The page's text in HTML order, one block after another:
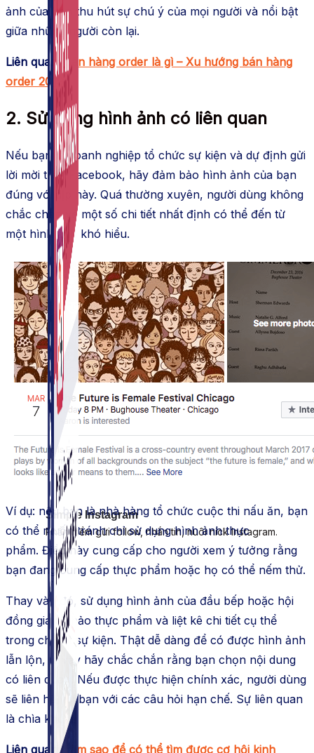
Simple Instagram
Phần mềm gửi follow, nhắn tin, nuôi nick Instagram.
ảnh của bạn thu hút sự chú ý của mọi người và nổi bật
giữa những người còn lại.
Liên quan: Bán hàng order là gì – Xu hướng bán hàng
order 2019
2. Sử dụng hình ảnh có liên quan
Nếu bạn là doanh nghiệp tổ chức sự kiện và dự định gửi
lời mời trên Facebook, hãy đảm bảo hình ảnh của bạn
đúng với dịp này. Quá thường xuyên, người dùng không
chắc chắn về một số chi tiết nhất định có thể đến từ
một hình ảnh khó hiểu.
Ví dụ: nếu bạn là nhà hàng tổ chức cuộc thi nấu ăn, bạn
có thể muốn tránh chỉ sử dụng hình ảnh thực
phẩm. Điều này cung cấp cho người xem ý tưởng rằng
bạn đang cung cấp thực phẩm hoặc họ có thể nếm thử.
Thay vào đó, sử dụng hình ảnh của đầu bếp hoặc hội
đồng giám khảo thực phẩm và liệt kê chi tiết cụ thể
trong chi tiết sự kiện. Thật dễ dàng để có được hình ảnh
lẫn lộn, vì vậy hãy chắc chắn rằng bạn chọn nội dung
có liên quan. Nếu được thực hiện chính xác, người dùng
sẽ liên hệ với bạn với các câu hỏi hạn chế. Sự liên quan
là chìa khóa!
Liên quan: Làm sao để có thể tìm được cơ hội kinh